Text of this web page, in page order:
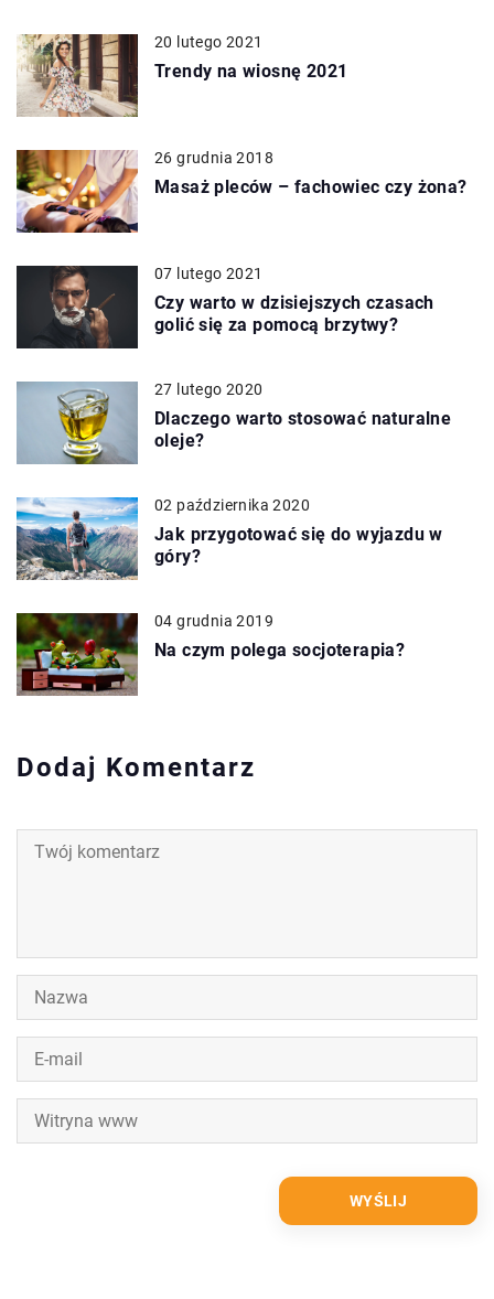
20 lutego 2021
Trendy na wiosnę 2021
26 grudnia 2018
Masaż pleców – fachowiec czy żona?
07 lutego 2021
Czy warto w dzisiejszych czasach
golić się za pomocą brzytwy?
27 lutego 2020
Dlaczego warto stosować naturalne
oleje?
02 października 2020
Jak przygotować się do wyjazdu w
góry?
04 grudnia 2019
Na czym polega socjoterapia?
Dodaj Komentarz